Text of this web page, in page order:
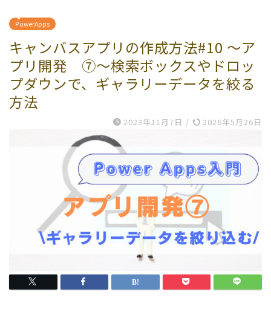
PowerApps
キャンバスアプリの作成方法#10 ～ア
プリ開発 ⑦～検索ボックスやドロッ
プダウンで、ギャラリーデータを絞る
方法
2023年11月7日 / 2026年5月26日